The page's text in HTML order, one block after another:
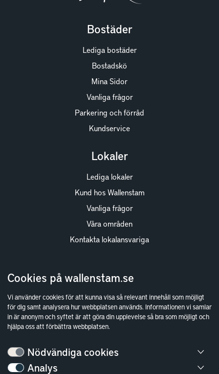
Cookies på wallenstam.se
Vi använder cookies för att kunna visa så relevant innehåll som möjligt
för dig samt analysera hur webbplatsen används. Informationen vi samlar
in är anonym och syftet är att göra din upplevelse så bra som möjligt och
hjälpa oss att förbättra webbplatsen.
Nödvändiga cookies
Analys
Bostäder
Lediga bostäder
Bostadskö
Mina Sidor
Vanliga frågor
Parkering och förråd
Kundservice
Lokaler
Lediga lokaler
Kund hos Wallenstam
Vanliga frågor
Våra områden
Kontakta lokalansvariga
Finansiella rapporter
Sök fakturamottagare
Hållbarhet